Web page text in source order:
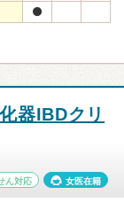
器IBDクリ
ん対応 女医在籍